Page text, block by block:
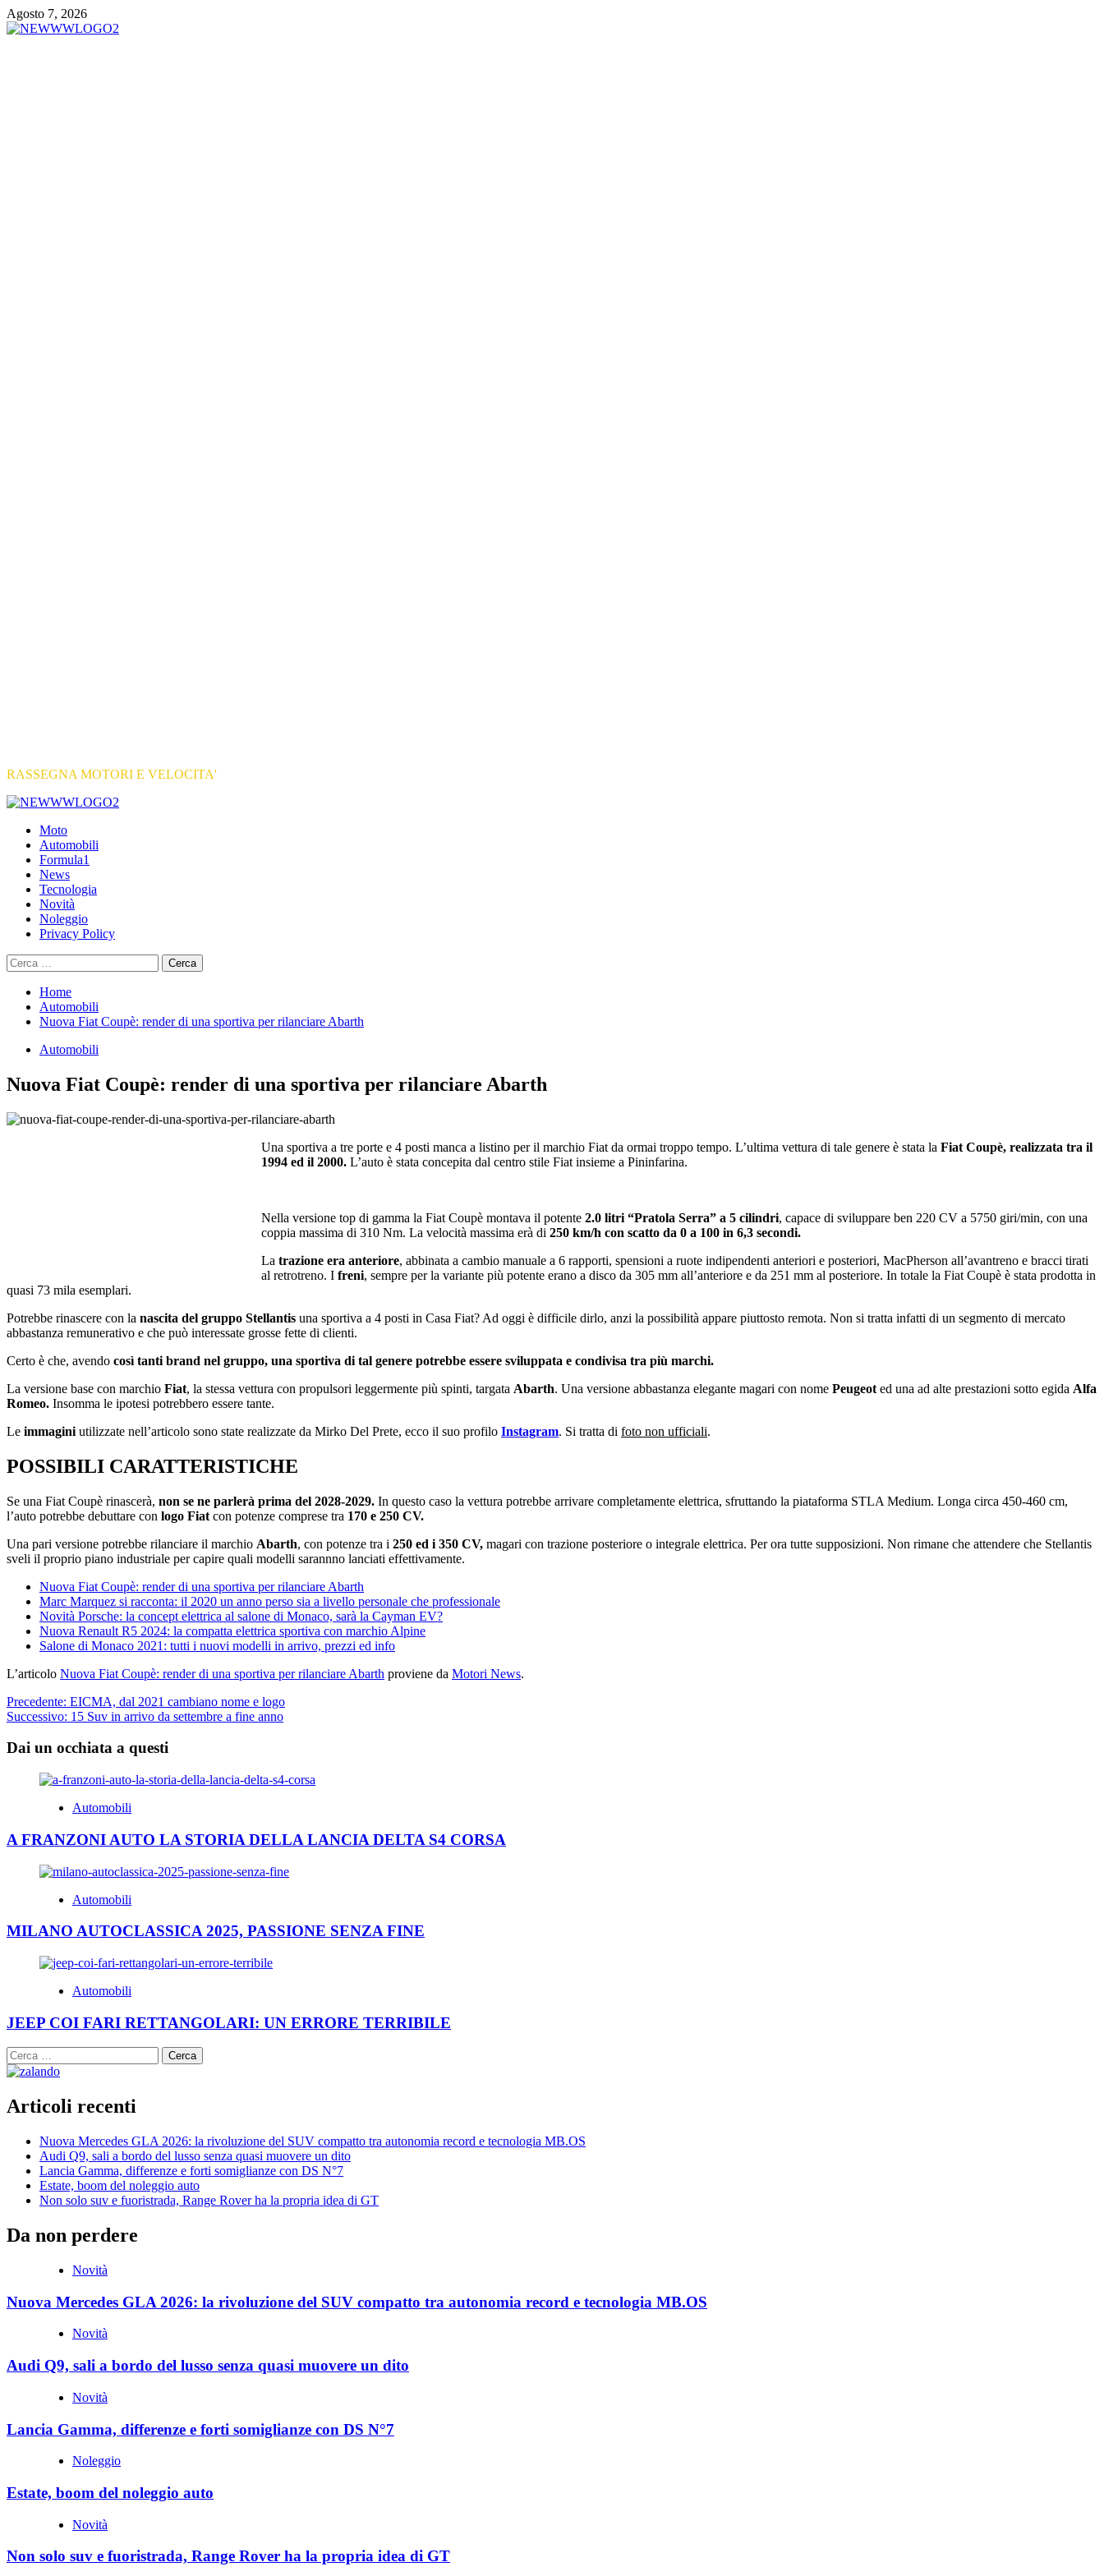
Vai
al
Agosto 7, 2026
RASSEGNA MOTORI E VELOCITA'
Primary
Moto
Automobili
Formula1
News
Tecnologia
Novità
Noleggio
Privacy Policy
Ricerca
per:
Home
Automobili
Nuova Fiat Coupè: render di una sportiva per rilanciare Abarth
Automobili
Nuova Fiat Coupè: render di una sportiva per rilanciare Abarth
Una sportiva a tre porte e 4 posti manca a listino per il marchio Fiat da ormai troppo tempo. L’ultima vettura di tale genere è stata la Fiat Coupè, realizzata tra il
1994 ed il 2000. L’auto è stata concepita dal centro stile Fiat insieme a Pininfarina.
Nella versione top di gamma la Fiat Coupè montava il potente 2.0 litri “Pratola Serra” a 5 cilindri, capace di sviluppare ben 220 CV a 5750 giri/min, con una
coppia massima di 310 Nm. La velocità massima erà di 250 km/h con scatto da 0 a 100 in 6,3 secondi.
La trazione era anteriore, abbinata a cambio manuale a 6 rapporti, spensioni a ruote indipendenti anteriori e posteriori, MacPherson all’avantreno e bracci tirati
al retrotreno. I freni, sempre per la variante più potente erano a disco da 305 mm all’anteriore e da 251 mm al posteriore. In totale la Fiat Coupè è stata prodotta in
quasi 73 mila esemplari.
Potrebbe rinascere con la nascita del gruppo Stellantis una sportiva a 4 posti in Casa Fiat? Ad oggi è difficile dirlo, anzi la possibilità appare piuttosto remota. Non si tratta infatti di un segmento di mercato
abbastanza remunerativo e che può interessate grosse fette di clienti.
Certo è che, avendo così tanti brand nel gruppo, una sportiva di tal genere potrebbe essere sviluppata e condivisa tra più marchi.
La versione base con marchio Fiat, la stessa vettura con propulsori leggermente più spinti, targata Abarth. Una versione abbastanza elegante magari con nome Peugeot ed una ad alte prestazioni sotto egida Alfa
Romeo. Insomma le ipotesi potrebbero essere tante.
Le immagini utilizzate nell’articolo sono state realizzate da Mirko Del Prete, ecco il suo profilo Instagram. Si tratta di foto non ufficiali.
POSSIBILI CARATTERISTICHE
Se una Fiat Coupè rinascerà, non se ne parlerà prima del 2028-2029. In questo caso la vettura potrebbe arrivare completamente elettrica, sfruttando la piataforma STLA Medium. Longa circa 450-460 cm,
l’auto potrebbe debuttare con logo Fiat con potenze comprese tra 170 e 250 CV.
Una pari versione potrebbe rilanciare il marchio Abarth, con potenze tra i 250 ed i 350 CV, magari con trazione posteriore o integrale elettrica. Per ora tutte supposizioni. Non rimane che attendere che Stellantis
sveli il proprio piano industriale per capire quali modelli sarannno lanciati effettivamente.
Nuova Fiat Coupè: render di una sportiva per rilanciare Abarth
Marc Marquez si racconta: il 2020 un anno perso sia a livello personale che professionale
Novità Porsche: la concept elettrica al salone di Monaco, sarà la Cayman EV?
Nuova Renault R5 2024: la compatta elettrica sportiva con marchio Alpine
Salone di Monaco 2021: tutti i nuovi modelli in arrivo, prezzi ed info
L’articolo Nuova Fiat Coupè: render di una sportiva per rilanciare Abarth proviene da Motori News.
Navigazione
articolo
Precedente: EICMA, dal 2021 cambiano nome e logo
Successivo: 15 Suv in arrivo da settembre a fine anno
Dai un occhiata a questi
Automobili
A FRANZONI AUTO LA STORIA DELLA LANCIA DELTA S4 CORSA
Automobili
MILANO AUTOCLASSICA 2025, PASSIONE SENZA FINE
Automobili
JEEP COI FARI RETTANGOLARI: UN ERRORE TERRIBILE
Ricerca
per:
Articoli recenti
Nuova Mercedes GLA 2026: la rivoluzione del SUV compatto tra autonomia record e tecnologia MB.OS
Audi Q9, sali a bordo del lusso senza quasi muovere un dito
Lancia Gamma, differenze e forti somiglianze con DS N°7
Estate, boom del noleggio auto
Non solo suv e fuoristrada, Range Rover ha la propria idea di GT
Da non perdere
Novità
Nuova Mercedes GLA 2026: la rivoluzione del SUV compatto tra autonomia record e tecnologia MB.OS
Novità
Audi Q9, sali a bordo del lusso senza quasi muovere un dito
Novità
Lancia Gamma, differenze e forti somiglianze con DS N°7
Noleggio
Estate, boom del noleggio auto
Novità
Non solo suv e fuoristrada, Range Rover ha la propria idea di GT